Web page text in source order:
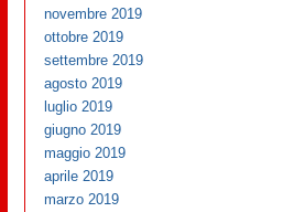
novembre 2019
ottobre 2019
settembre 2019
agosto 2019
luglio 2019
giugno 2019
maggio 2019
aprile 2019
marzo 2019